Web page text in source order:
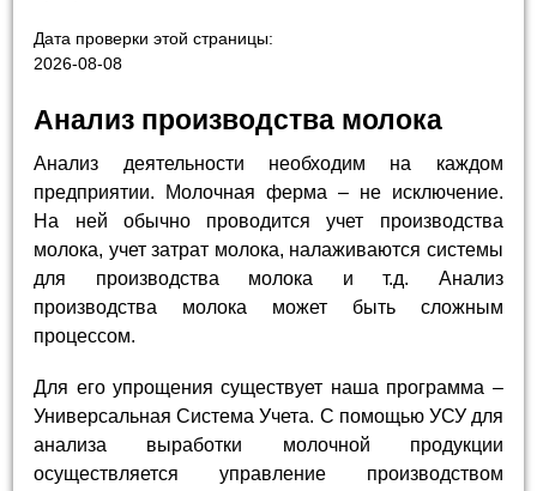
Дата проверки этой страницы:
2026-08-08
Анализ производства молока
Анализ деятельности необходим на каждом
предприятии. Молочная ферма – не исключение.
На ней обычно проводится учет производства
молока, учет затрат молока, налаживаются системы
для производства молока и т.д. Анализ
производства молока может быть сложным
процессом.
Для его упрощения существует наша программа –
Универсальная Система Учета. С помощью УСУ для
анализа выработки молочной продукции
осуществляется управление производством